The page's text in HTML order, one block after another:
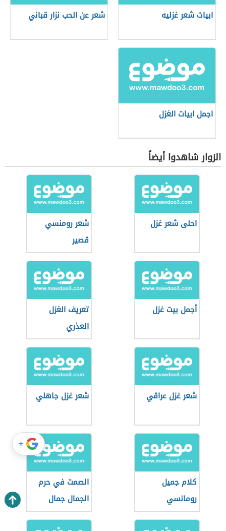
ابيات شعر غزليه شعر عن الحب نزار قباني
اجمل ابيات الغزل
الزوار شاهدوا أيضاً
احلى شعر غزل
شعر رومنسي
قصير
أجمل بيت غزل
تعريف الغزل
العذري
شعر غزل عراقي شعر غزل جاهلي
كلام جميل
رومانسي
الصمت في حرم
الجمال جمال
+